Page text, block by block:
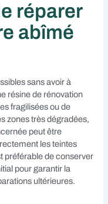
réparer
abîmé
sans avoir à
résine de rénovation
fragilisées ou de
zones très dégradées,
peut être
les teintes
préférable de conserver
pour garantir la
ultérieures.